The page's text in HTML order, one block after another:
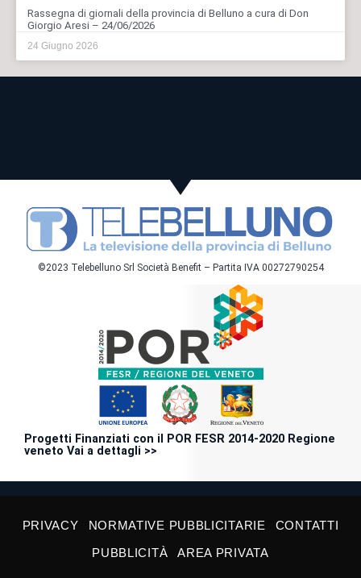
Rassegna di giornali della provincia di Belluno a cura di Don
Giorgio Aresi – 24/06/2026
24 Giugno 2026
©2023 Telebelluno Srl Società Benefit – Partita IVA 00272790254
Progetti Finanziati con il POR FESR 2014-2020 Regione
veneto Vai a dettagli >>
PRIVACY NORMATIVE PUBBLICITARIE
CONTATTI
PUBBLICITÀ
AREA PRIVATA